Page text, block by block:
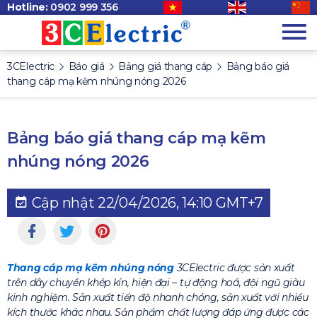
Hotline: 0902 999 356
3CElectric Báo giá Bảng giá thang cáp
Bảng báo giá
thang cáp mạ kẽm nhúng nóng 2026
Bảng báo giá thang cáp mạ kẽm
nhúng nóng 2026
Cập nhật 22/04/2026, 14:10 GMT+7
Thang cáp mạ kẽm nhúng nóng3CElectric được sản xuất
trên dây chuyền khép kín, hiện đại – tự động hoá, đội ngũ giàu
kinh nghiệm. Sản xuất tiến độ nhanh chóng, sản xuất với nhiều
kích thước khác nhau. Sản phẩm chất lượng đáp ứng được các